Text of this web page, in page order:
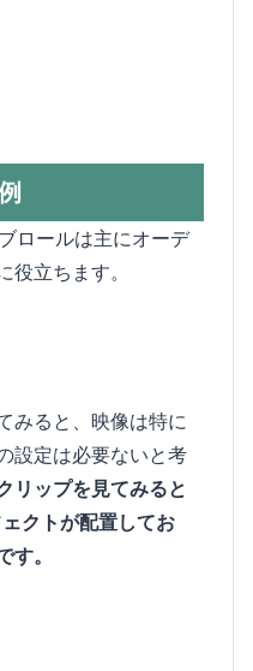
ロールは主にオーデ
役立ちます。
みると、映像は特に
設定は必要ないと考
リップを見てみると
クトが配置してお
。